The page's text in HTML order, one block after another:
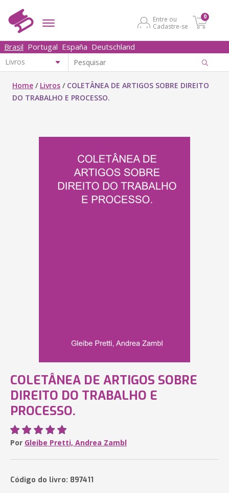
Entre ou
Cadastre-se
0
Brasil Portugal España Deutschland
Home / Livros / COLETÂNEA DE ARTIGOS SOBRE DIREITO
DO TRABALHO E PROCESSO.
COLETÂNEA DE ARTIGOS SOBRE
DIREITO DO TRABALHO E
PROCESSO.
Por Gleibe Pretti, Andrea Zambl
Código do livro: 897411